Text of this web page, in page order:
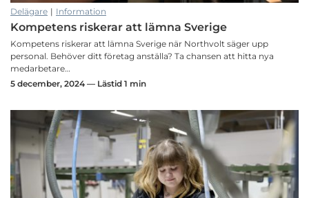
Delägare | Information
Kompetens riskerar att lämna Sverige
Kompetens riskerar att lämna Sverige när Northvolt säger upp
personal. Behöver ditt företag anställa? Ta chansen att hitta nya
medarbetare…
5 december, 2024 — Lästid 1 min